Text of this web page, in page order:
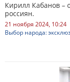
Кирилл Кабанов –
россиян.
21 ноября 2024, 10:24
Выбор народа: